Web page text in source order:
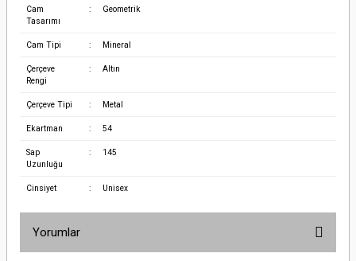
Cam
Tasarımı
: Geometrik
Cam Tipi : Mineral
Çerçeve
Rengi
: Altın
Çerçeve Tipi : Metal
Ekartman : 54
Sap
Uzunluğu
: 145
Cinsiyet : Unisex
Yorumlar